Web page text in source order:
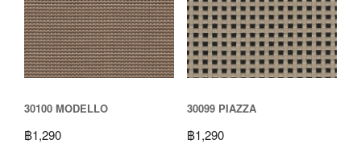
30100 MODELLO
฿1,290
30099 PIAZZA
฿1,290